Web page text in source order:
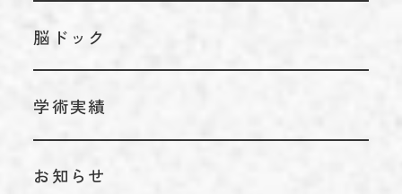
脳ドック
学術実績
お知らせ